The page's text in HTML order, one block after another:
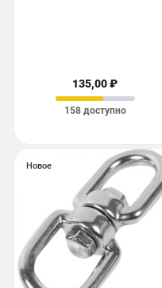
135,00 ₽
158 доступно
Новое